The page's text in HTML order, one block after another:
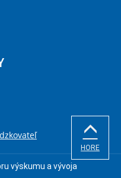
výskumu a vývoja
HORE